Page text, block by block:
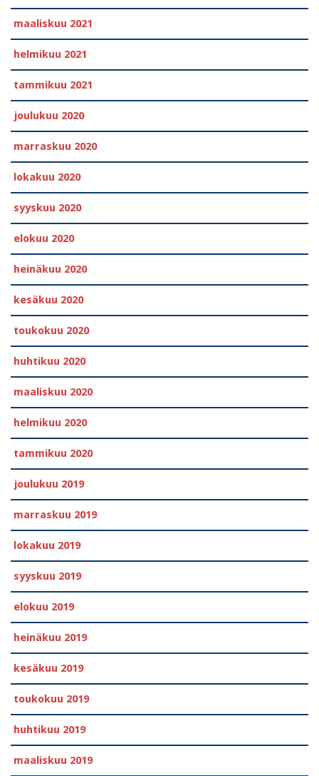
maaliskuu 2021
helmikuu 2021
tammikuu 2021
joulukuu 2020
marraskuu 2020
lokakuu 2020
syyskuu 2020
elokuu 2020
heinäkuu 2020
kesäkuu 2020
toukokuu 2020
huhtikuu 2020
maaliskuu 2020
helmikuu 2020
tammikuu 2020
joulukuu 2019
marraskuu 2019
lokakuu 2019
syyskuu 2019
elokuu 2019
heinäkuu 2019
kesäkuu 2019
toukokuu 2019
huhtikuu 2019
maaliskuu 2019